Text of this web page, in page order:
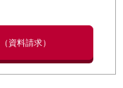
（資料請求）